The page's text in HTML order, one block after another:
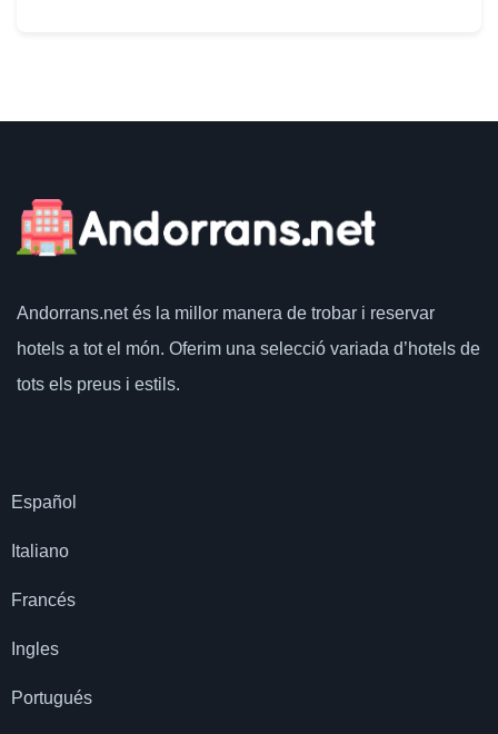
Andorrans.netés la millor manera de trobar i reservar
hotels a tot el món. Oferim una selecció variada d’hotels de
tots els preus i estils.
Español
Italiano
Francés
Ingles
Portugués